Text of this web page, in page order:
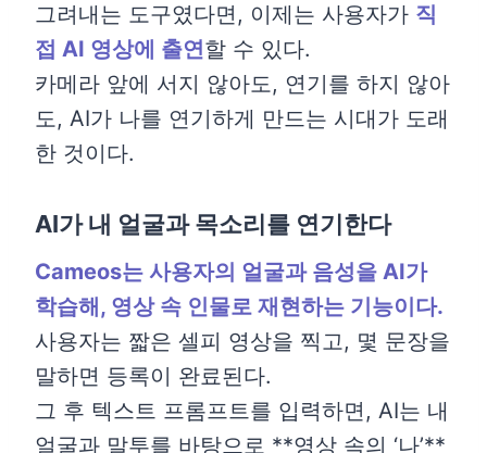
그려내는 도구였다면, 이제는 사용자가 직
접 AI 영상에 출연할 수 있다.
카메라 앞에 서지 않아도, 연기를 하지 않아
도, AI가 나를 연기하게 만드는 시대가 도래
한 것이다.
AI가 내 얼굴과 목소리를 연기한다
Cameos는 사용자의 얼굴과 음성을 AI가
학습해, 영상 속 인물로 재현하는 기능이다.
사용자는 짧은 셀피 영상을 찍고, 몇 문장을
말하면 등록이 완료된다.
그 후 텍스트 프롬프트를 입력하면, AI는 내
얼굴과 말투를 바탕으로 **영상 속의 ‘나’**